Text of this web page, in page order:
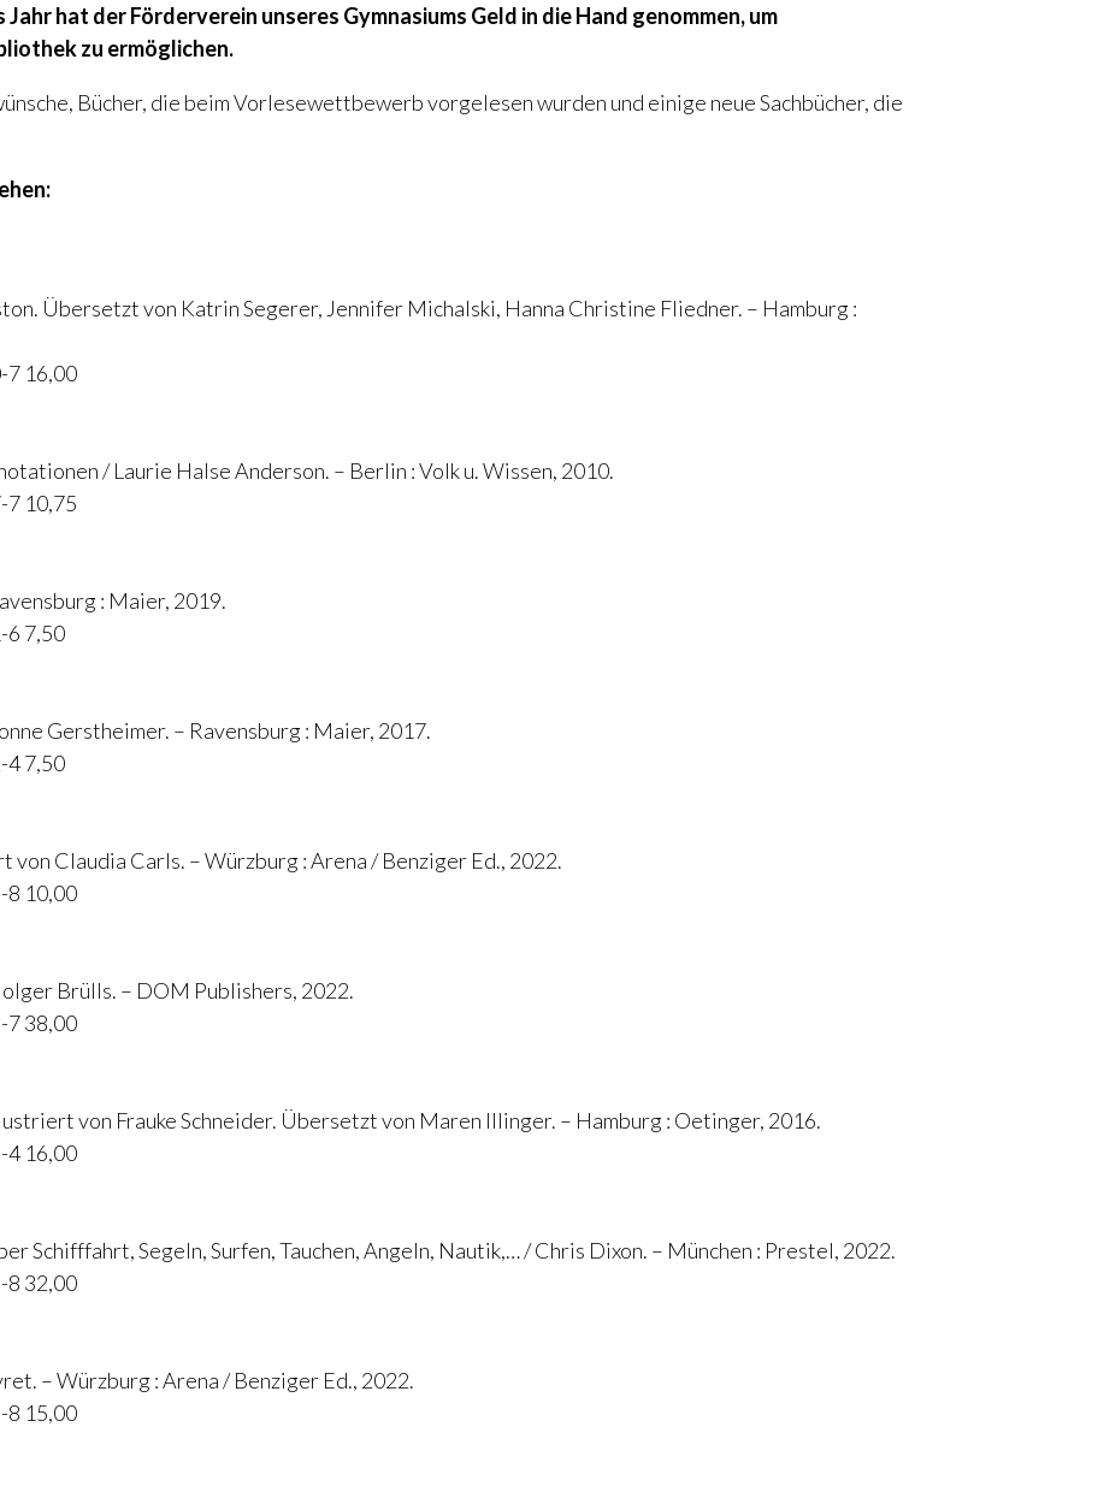
hat der Förderverein unseres Gymnasiums Geld in die Hand genommen, um
zu ermöglichen.
Bücher, die beim Vorlesewettbewerb vorgelesen wurden und einige neue Sachbücher, die
Übersetzt von Katrin Segerer, Jennifer Michalski, Hanna Christine Fliedner. – Hamburg :
7 16,00
/ Laurie Halse Anderson. – Berlin : Volk u. Wissen, 2010.
7 10,75
: Maier, 2019.
6 7,50
Gerstheimer. – Ravensburg : Maier, 2017.
4 7,50
Claudia Carls. – Würzburg : Arena / Benziger Ed., 2022.
8 10,00
Brülls. – DOM Publishers, 2022.
7 38,00
von Frauke Schneider. Übersetzt von Maren Illinger. – Hamburg : Oetinger, 2016.
4 16,00
Schifffahrt, Segeln, Surfen, Tauchen, Angeln, Nautik,… / Chris Dixon. – München : Prestel, 2022.
8 32,00
– Würzburg : Arena / Benziger Ed., 2022.
8 15,00